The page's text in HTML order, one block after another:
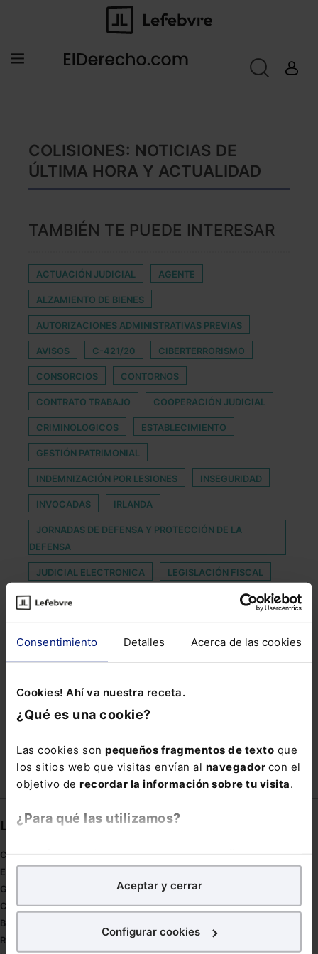
Consentimiento Detalles Acerca de las cookies
Cookies! Ahí va nuestra receta.
¿Qué es una cookie?
Las cookies son pequeños fragmentos de texto que
los sitios web que visitas envían al navegador con el
objetivo de recordar la información sobre tu visita.
¿Para qué las utilizamos?
analíticospara tratar demejorar tu experienciaen
nuestra página web. También con fines publicitarios,
para poder mostrarte publicidad y contenidos de tu
Aceptar y cerrar
Configurar cookies
COLISIONES: NOTICIAS DE
ÚLTIMA HORA Y ACTUALIDAD
TAMBIÉN TE PUEDE INTERESAR
ACTUACIÓN JUDICIAL AGENTE
ALZAMIENTO DE BIENES
AUTORIZACIONES ADMINISTRATIVAS PREVIAS
AVISOS C-421/20 CIBERTERRORISMO
CONSORCIOS CONTORNOS
CONTRATO TRABAJO COOPERACIÓN JUDICIAL
CRIMINOLOGICOS ESTABLECIMIENTO
GESTIÓN PATRIMONIAL
INDEMNIZACIÓN POR LESIONES INSEGURIDAD
INVOCADAS IRLANDA
JORNADAS DE DEFENSA Y PROTECCIÓN DE LA
DEFENSA
JUDICIAL ELECTRONICA LEGISLACIÓN FISCAL
MASCARILLAS ILEGALES
PROTECCIÓN ASEGURADOS PSICOSOCIAL
REVOLUCIÓN TECNOLÓGICA SMI SUJETO
TRASPOSICIÓN NORMATIVA
Links directos
Coronavirus
Estudio de salud abogacía
Gestión de despachos
Compliance
Buenas Prácticas Tributarias
RGPD